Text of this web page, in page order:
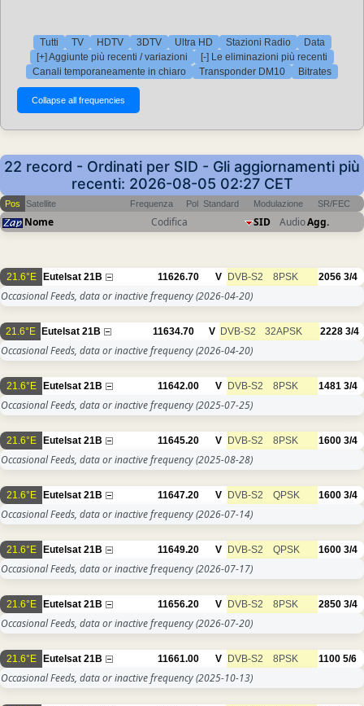
Tutti TV HDTV 3DTV Ultra HD Stazioni Radio
Data
[+] Aggiunte più recenti / variazioni
[-] Le eliminazioni più recenti
Canali temporaneamente in chiaro
Transponder DM10 Bitrates
22 record - Ordinati per SID - Gli aggiornamenti più
recenti: 2026-08-05 02:27 CET
Pos Satellite Frequenza Pol Standard Modulazione SR/FEC
Nome Codifica SID AudioAgg.
21.6°E Eutelsat 21B 11626.70 V DVB-S2 8PSK 2056 3/4
Occasional Feeds, data or inactive frequency(2026-04-20)
21.6°E Eutelsat 21B 11634.70 V DVB-S2 32APSK 2228 3/4
Occasional Feeds, data or inactive frequency(2026-04-20)
21.6°E Eutelsat 21B 11642.00 V DVB-S2 8PSK 1481 3/4
Occasional Feeds, data or inactive frequency(2025-07-25)
21.6°E Eutelsat 21B 11645.20 V DVB-S2 8PSK 1600 3/4
Occasional Feeds, data or inactive frequency(2025-08-28)
21.6°E Eutelsat 21B 11647.20 V DVB-S2 QPSK 1600 3/4
Occasional Feeds, data or inactive frequency(2026-07-14)
21.6°E Eutelsat 21B 11649.20 V DVB-S2 QPSK 1600 3/4
Occasional Feeds, data or inactive frequency(2026-07-17)
21.6°E Eutelsat 21B 11656.20 V DVB-S2 8PSK 2850 3/4
Occasional Feeds, data or inactive frequency(2026-07-20)
21.6°E Eutelsat 21B 11661.00 V DVB-S2 8PSK 1100 5/6
Occasional Feeds, data or inactive frequency(2025-10-13)